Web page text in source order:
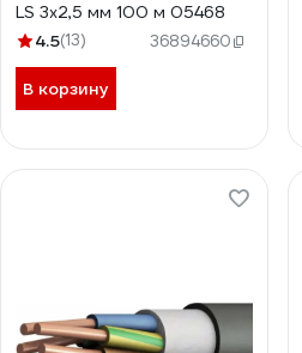
LS 3х2,5 мм 100 м 05468
4.5(13) 36894660
В корзину